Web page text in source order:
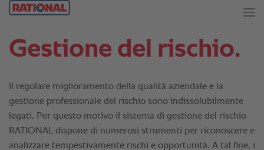
Gestione del rischio.